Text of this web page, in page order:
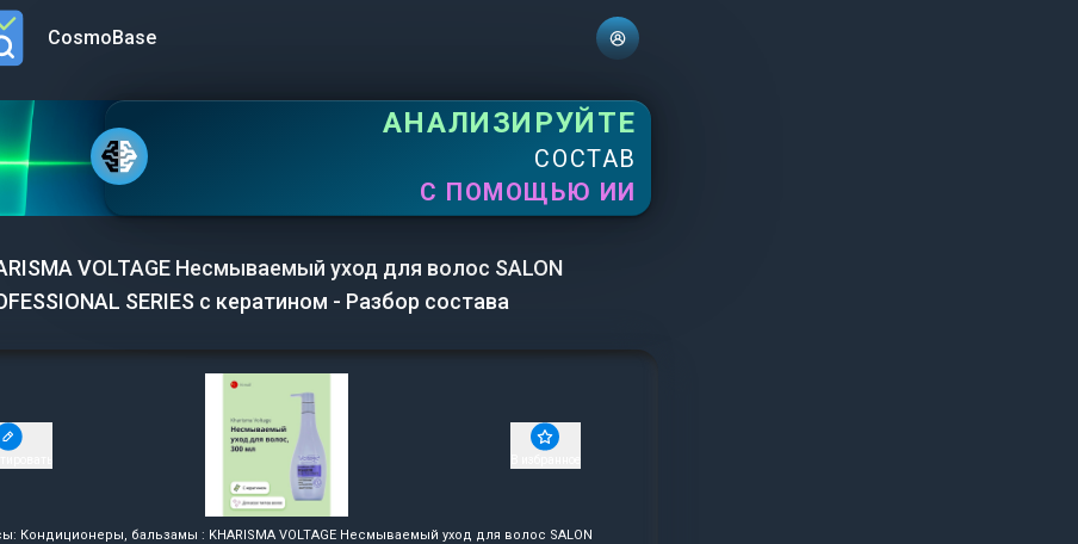
menuCosmoBase
АНАЛИЗИРУЙТЕ
СОСТАВ
С ПОМОЩЬЮ ИИ
VOLTAGE Несмываемый уход для волос SALON
SERIES с кератином - Разбор состава
Кондиционеры, бальзамы : KHARISMA VOLTAGE Несмываемый уход для волос SALON